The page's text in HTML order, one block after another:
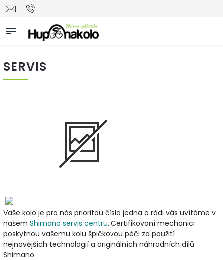
SERVIS
Vaše kolo je pro nás prioritou číslo jedna a rádi vás uvítáme v
našem Shimano servis centru. Certifikovaní mechanici
poskytnou vašemu kolu špičkovou péči za použití
nejnovějších technologií a originálních náhradních dílů
Shimano.